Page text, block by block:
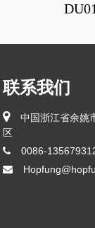
联系我们
中国浙江省余姚
区
0086-